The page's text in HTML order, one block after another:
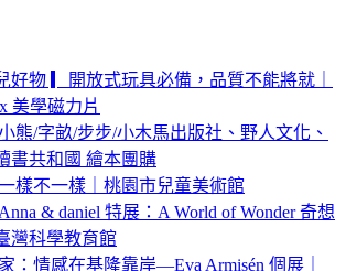
好物 ▎開放式玩具必備，品質不能將就｜
美學磁力片
熊/字畝/步步/小木馬出版社、野人文化、
書共和國 繪本團購
樣不一樣｜桃園市兒童美術館
& daniel 特展：A World of Wonder 奇想
灣科學教育館
：情感在基隆靠岸—Eva Armisén 個展｜